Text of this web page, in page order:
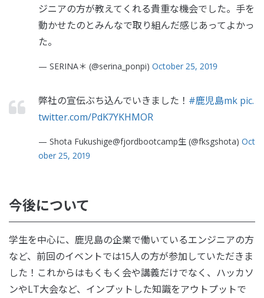
ジニアの方が教えてくれる貴重な機会でした。手を
動かせたのとみんなで取り組んだ感じあってよかっ
た。
— SERINA＊ (@serina_ponpi) October 25, 2019
弊社の宣伝ぶち込んでいきました！ #鹿児島mk pic.
twitter.com/PdK7YKHMOR
— Shota Fukushige@fjordbootcamp生 (@fksgshota) Oct
ober 25, 2019
今後について
学生を中心に、鹿児島の企業で働いているエンジニアの方
など、前回のイベントでは15人の方が参加していただきま
した！これからはもくもく会や講義だけでなく、ハッカソ
ンやLT大会など、インプットした知識をアウトプットで